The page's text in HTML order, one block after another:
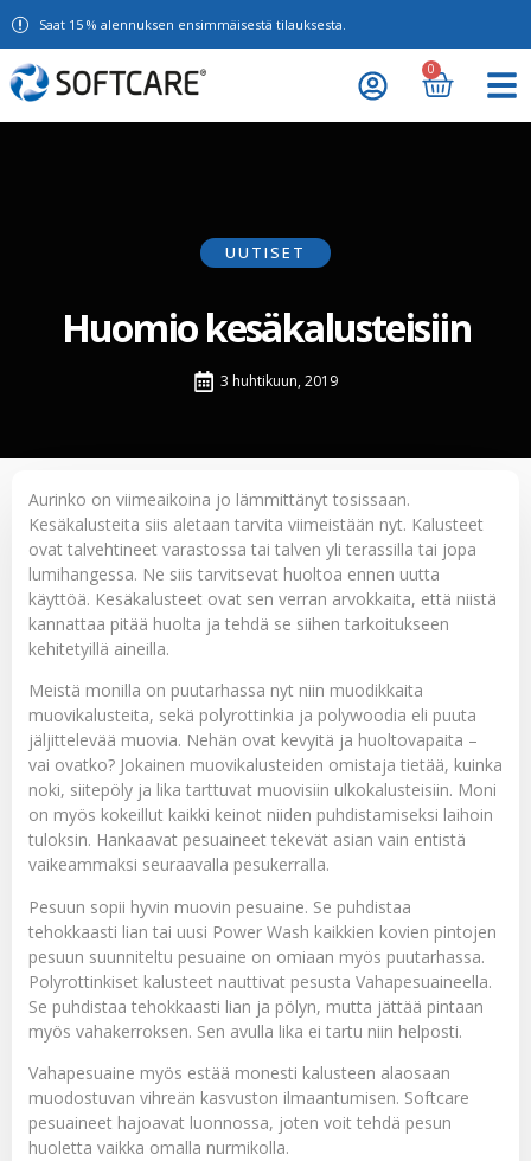
Saat 15 % alennuksen ensimmäisestä tilauksesta.
0
UUTISET
Huomio kesäkalusteisiin
3 huhtikuun, 2019
Aurinko on viimeaikoina jo lämmittänyt tosissaan.
Kesäkalusteita siis aletaan tarvita viimeistään nyt. Kalusteet
ovat talvehtineet varastossa tai talven yli terassilla tai jopa
lumihangessa. Ne siis tarvitsevat huoltoa ennen uutta
käyttöä. Kesäkalusteet ovat sen verran arvokkaita, että niistä
kannattaa pitää huolta ja tehdä se siihen tarkoitukseen
kehitetyillä aineilla.
Meistä monilla on puutarhassa nyt niin muodikkaita
muovikalusteita, sekä polyrottinkia ja polywoodia eli puuta
jäljittelevää muovia. Nehän ovat kevyitä ja huoltovapaita –
vai ovatko? Jokainen muovikalusteiden omistaja tietää, kuinka
noki, siitepöly ja lika tarttuvat muovisiin ulkokalusteisiin. Moni
on myös kokeillut kaikki keinot niiden puhdistamiseksi laihoin
tuloksin. Hankaavat pesuaineet tekevät asian vain entistä
vaikeammaksi seuraavalla pesukerralla.
Pesuun sopii hyvin muovin pesuaine. Se puhdistaa
tehokkaasti lian tai uusi Power Wash kaikkien kovien pintojen
pesuun suunniteltu pesuaine on omiaan myös puutarhassa.
Polyrottinkiset kalusteet nauttivat pesusta Vahapesuaineella.
Se puhdistaa tehokkaasti lian ja pölyn, mutta jättää pintaan
myös vahakerroksen. Sen avulla lika ei tartu niin helposti.
Vahapesuaine myös estää monesti kalusteen alaosaan
muodostuvan vihreän kasvuston ilmaantumisen. Softcare
pesuaineet hajoavat luonnossa, joten voit tehdä pesun
huoletta vaikka omalla nurmikolla.